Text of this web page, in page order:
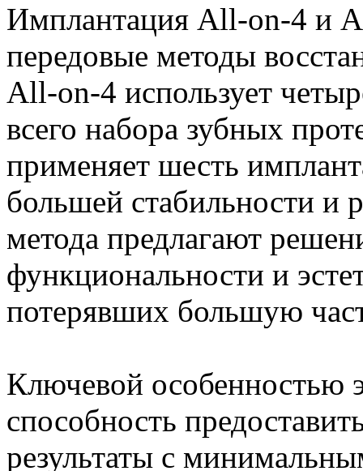
Имплантация All-on-4 и
передовые методы
All-on-4 использует
всего набора зубных
применяет шесть
большей стабильности и
метода предлагают
функциональности и
потерявших большую
Ключевой особенностью
способность
результаты с